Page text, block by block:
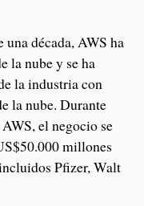
una década, AWS ha
la nube y se ha
la industria con
la nube. Durante
el negocio se
millones
Pfizer, Walt